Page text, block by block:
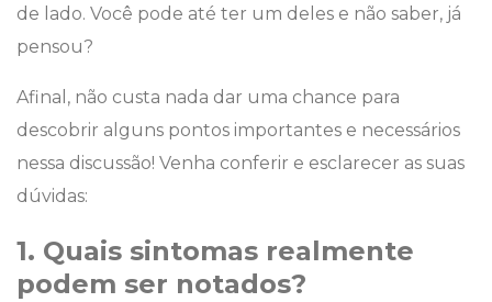
de lado. Você pode até ter um deles e não saber, já
pensou?
Afinal, não custa nada dar uma chance para
descobrir alguns pontos importantes e necessários
nessa discussão! Venha conferir e esclarecer as suas
dúvidas:
1. Quais sintomas realmente
podem ser notados?